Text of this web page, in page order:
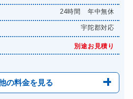
24時間 年中無休
宇陀郡対応
別途お見積り
の料金を見る